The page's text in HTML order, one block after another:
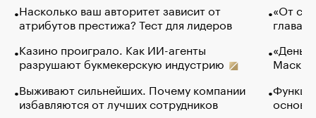
Насколько ваш авторитет зависит от
атрибутов престижа? Тест для лидеров
Казино проиграло. Как ИИ-агенты
разрушают букмекерскую индустрию
Выживают сильнейших. Почему компании
избавляются от лучших сотрудников
«От
глава
Маск в
основ